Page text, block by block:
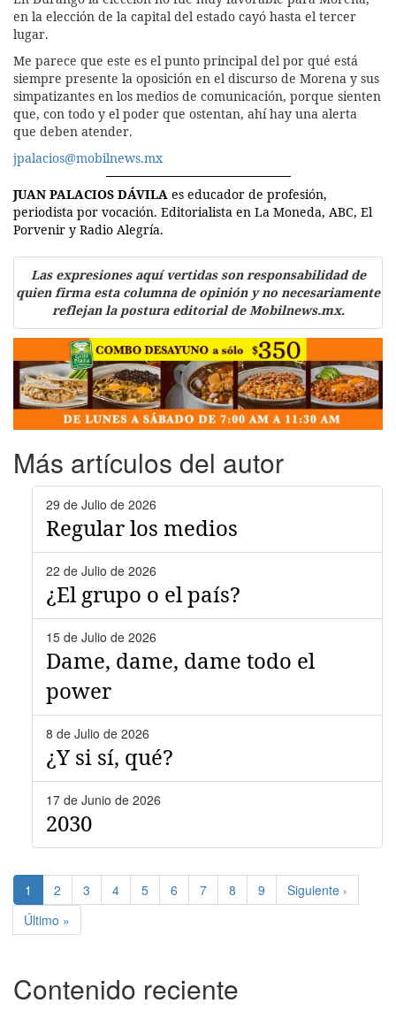
en la elección de la capital del estado cayó hasta el tercer
lugar.
Me parece que este es el punto principal del por qué está
siempre presente la oposición en el discurso de Morena y sus
simpatizantes en los medios de comunicación, porque sienten
que, con todo y el poder que ostentan, ahí hay una alerta
que deben atender.
jpalacios@mobilnews.mx
JUAN PALACIOS DÁVILA es educador de profesión,
periodista por vocación. Editorialista en La Moneda, ABC, El
Porvenir y Radio Alegría.
Las expresiones aquí vertidas son responsabilidad de
quien firma esta columna de opinión y no necesariamente
reflejan la postura editorial de Mobilnews.mx.
Más artículos del autor
29 de Julio de 2026
Regular los medios
22 de Julio de 2026
¿El grupo o el país?
15 de Julio de 2026
Dame, dame, dame todo el
power
8 de Julio de 2026
¿Y si sí, qué?
17 de Junio de 2026
2030
Paginación
Página
actual
1 Page
2 Page
3 Page
4 Page
5 Page
6 Page
7 Page
8 Page
9
Siguiente
página
Siguiente ›
Última
página
Último »
Contenido reciente